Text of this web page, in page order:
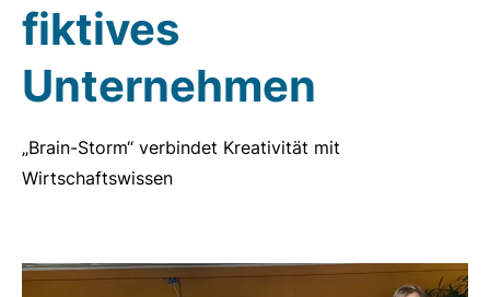
fiktives
Unternehmen
„Brain-Storm“ verbindet Kreativität mit
Wirtschaftswissen